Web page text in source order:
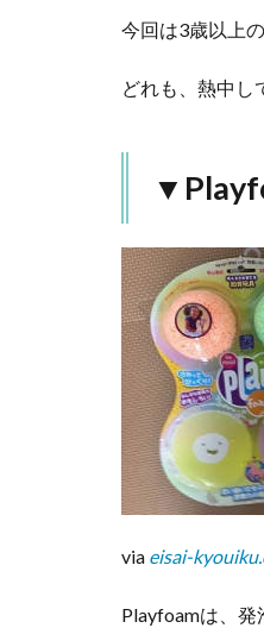
飽き
させ
ん！
ん
コ
ー
ン
3.1
スイ
ーツ
や恐
竜、
アク
リー
を作
今回は3歳以上
どれも、熱中し
via eisai-
Playfoamは、発